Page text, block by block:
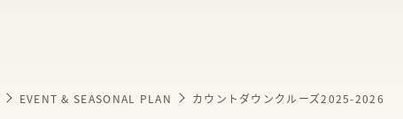
EVENT & SEASONAL PLAN カウントダウンクルーズ2025-2026